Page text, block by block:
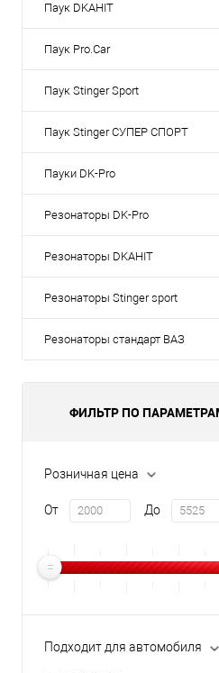
Паук DKAHIT
Паук Pro.Car
Паук Stinger Sport
Паук Stinger СУПЕР СПОРТ
Пауки DK-Pro
Резонаторы DK-Pro
Резонаторы DKAHIT
Резонаторы Stinger sport
Резонаторы стандарт ВАЗ
ФИЛЬТР ПО
Розничная цена
От До
Подходит для автомобиля